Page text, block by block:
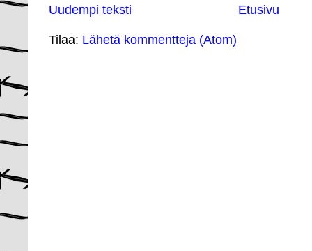
Uudempi teksti Etusivu
Tilaa: Lähetä kommentteja (Atom)